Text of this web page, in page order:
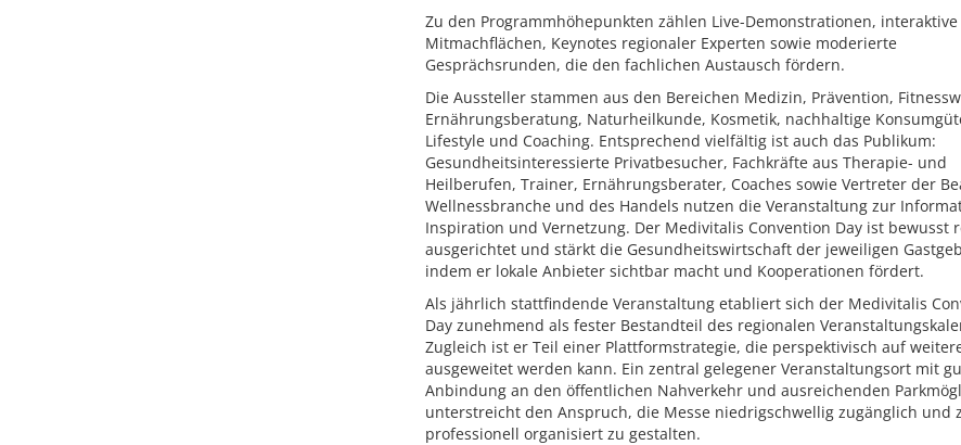
Zu den Programmhöhepunkten zählen Live-Demonstrationen, interaktive
Mitmachflächen, Keynotes regionaler Experten sowie moderierte
Gesprächsrunden, die den fachlichen Austausch fördern.
Die Aussteller stammen aus den Bereichen Medizin, Prävention,
Ernährungsberatung, Naturheilkunde, Kosmetik, nachhaltige
Lifestyle und Coaching. Entsprechend vielfältig ist auch das Publikum:
Gesundheitsinteressierte Privatbesucher, Fachkräfte aus Therapie- und
Heilberufen, Trainer, Ernährungsberater, Coaches sowie Vertreter der
Wellnessbranche und des Handels nutzen die Veranstaltung zur
Inspiration und Vernetzung. Der Medivitalis Convention Day ist bewusst
ausgerichtet und stärkt die Gesundheitswirtschaft der jeweiligen
indem er lokale Anbieter sichtbar macht und Kooperationen fördert.
Als jährlich stattfindende Veranstaltung etabliert sich der Medivitalis
Day zunehmend als fester Bestandteil des regionalen
Zugleich ist er Teil einer Plattformstrategie, die perspektivisch auf
ausgeweitet werden kann. Ein zentral gelegener Veranstaltungsort mit
Anbindung an den öffentlichen Nahverkehr und ausreichenden
unterstreicht den Anspruch, die Messe niedrigschwellig zugänglich und
professionell organisiert zu gestalten.